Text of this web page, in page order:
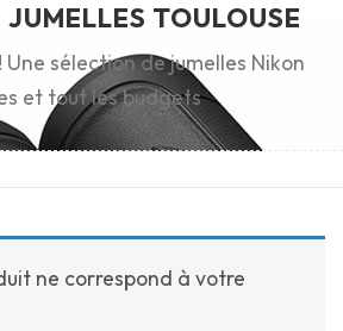
NEWS TARIFS
JUMELLES TOULOUSE
Une sélection de jumelles Nikon
et tout les budgets
ne correspond à votre